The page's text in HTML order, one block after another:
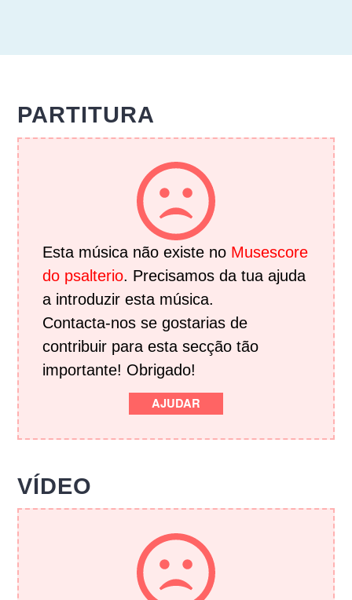
PARTITURA
Esta música não existe no Musescore
do psalterio. Precisamos da tua ajuda
a introduzir esta música.
Contacta-nos se gostarias de
contribuir para esta secção tão
importante! Obrigado!
AJUDAR
VÍDEO